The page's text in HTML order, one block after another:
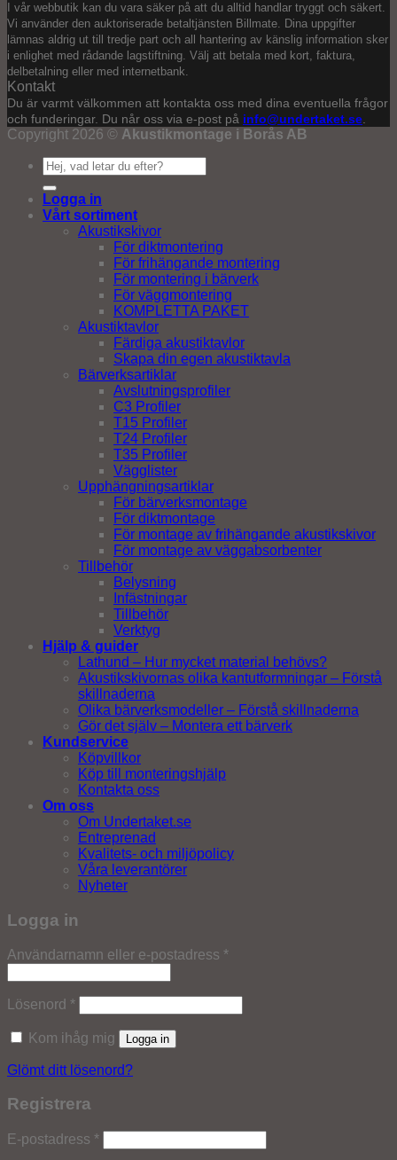
I vår webbutik kan du vara säker på att du alltid handlar tryggt och säkert.
Vi använder den auktoriserade betaltjänsten Billmate. Dina uppgifter
lämnas aldrig ut till tredje part och all hantering av känslig information sker
i enlighet med rådande lagstiftning. Välj att betala med kort, faktura,
delbetalning eller med internetbank.
Kontakt
Du är varmt välkommen att kontakta oss med dina eventuella frågor
och funderingar. Du når oss via e-post på info@undertaket.se.
Copyright 2026 © Akustikmontage i Borås AB
Sök
efter:
Logga in
Vårt sortiment
Akustikskivor
För diktmontering
För frihängande montering
För montering i bärverk
För väggmontering
KOMPLETTA PAKET
Akustiktavlor
Färdiga akustiktavlor
Skapa din egen akustiktavla
Bärverksartiklar
Avslutningsprofiler
C3 Profiler
T15 Profiler
T24 Profiler
T35 Profiler
Vägglister
Upphängningsartiklar
För bärverksmontage
För diktmontage
För montage av frihängande akustikskivor
För montage av väggabsorbenter
Tillbehör
Belysning
Infästningar
Tillbehör
Verktyg
Hjälp & guider
Lathund – Hur mycket material behövs?
Akustikskivornas olika kantutformningar – Förstå
skillnaderna
Olika bärverksmodeller – Förstå skillnaderna
Gör det själv – Montera ett bärverk
Kundservice
Köpvillkor
Köp till monteringshjälp
Kontakta oss
Om oss
Om Undertaket.se
Entreprenad
Kvalitets- och miljöpolicy
Våra leverantörer
Nyheter
Logga in
Användarnamn eller e-postadress *Obligatoriskt
Lösenord *Obligatoriskt
Kom ihåg mig Logga in
Glömt ditt lösenord?
Registrera
E-postadress *Obligatoriskt